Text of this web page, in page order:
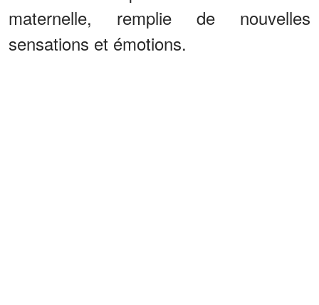
maternelle, remplie de nouvelles
sensations et émotions.